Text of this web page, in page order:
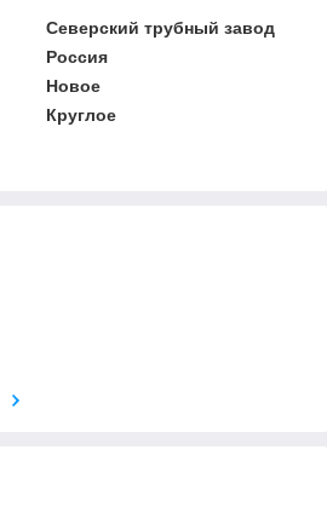
Северский трубный завод
Россия
Новое
Круглое